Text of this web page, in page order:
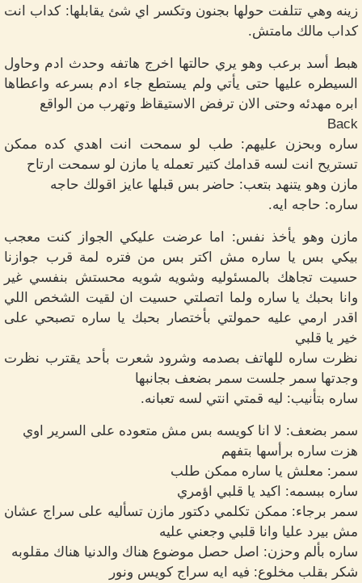
زينه وهي تتلفت حولها بجنون وتكسر اي شئ يقابلها: كداب انت
كداب مالك مامتش.
هبط أسد برعب وهو يري حالتها اخرج هاتفه وحدث ادم وحاول
السيطره عليها حتى يأتي ولم يستطع جاء ادم بسرعه واعطاها
ابره مهدئه وحتى الان ترفض الاستيقاظ وتهرب من الواقع
Back
ساره وبحزن عليهم: طب لو سمحت انت اهدي كده ممكن
تستريح انت لسه قدامك كتير تعمله يا مازن لو سمحت ارتاح
مازن وهو يتنهد بتعب: حاضر بس قبلها عايز اقولك حاجه
ساره: حاجه ايه.
مازن وهو يأخذ نفس: اما عرضت عليكي الجواز كنت معجب
بيكي بس يا ساره مش اكتر بس من فتره لمة قرب جوازنا
حسيت تجاهك بالمسئوليه وشويه شويه محستش بنفسي غير
وانا بحبك يا ساره ولما اتصلتي حسيت ان لقيت الشخص اللي
اقدر ارمي عليه حمولتي بأختصار بحبك يا ساره تصبحي على
خير يا قلبي
نظرت ساره للهاتف بصدمه وشرود شعرت بأحد يقترب نظرت
وجدتها سمر جلست سمر بضعف بجانبها
ساره بتأنيب: ليه قمتي انتي لسه تعبانه.
سمر بضعف: لا انا كويسه بس مش متعوده على السرير اوي
هزت ساره برأسها بتفهم
سمر: معلش يا ساره ممكن طلب
ساره ببسمه: اكيد يا قلبي اؤمري
سمر برجاء: ممكن تكلمي دكتور مازن تسأليه على سراج عشان
مش بيرد عليا وانا قلبي وجعني عليه
ساره بألم وحزن: اصل حصل موضوع هناك والدنيا هناك مقلوبه
شكر بقلب مخلوع: فيه ايه سراج كويس ونور